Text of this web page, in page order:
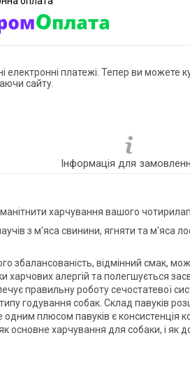
електронні платежі. Тепер ви можете
сайту.
Інформація для
харчування вашого
з м'яса свинини, ягняти та м'яса
збалансованість, відмінний смак,
харчових алергій та полегшується
правильну роботу сечостатевої
годування собак. Склад павуків
плюсом павуків є консистенція
основне харчування для собаки, і як